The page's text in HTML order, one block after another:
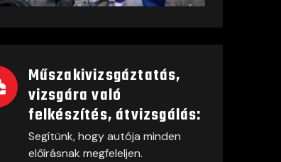
Műszakivizsgáztatás,
vizsgára való
felkészítés, átvizsgálás:
Segítünk, hogy autója minden
előírásnak megfeleljen.